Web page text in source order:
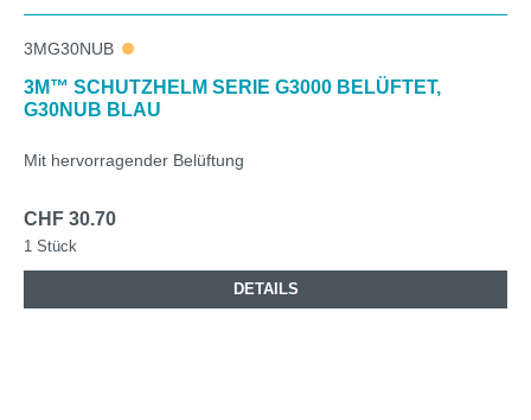
3MG30NUB
3M™ SCHUTZHELM SERIE G3000 BELÜFTET,
G30NUB BLAU
Mit hervorragender Belüftung
CHF 30.70
1 Stück
DETAILS